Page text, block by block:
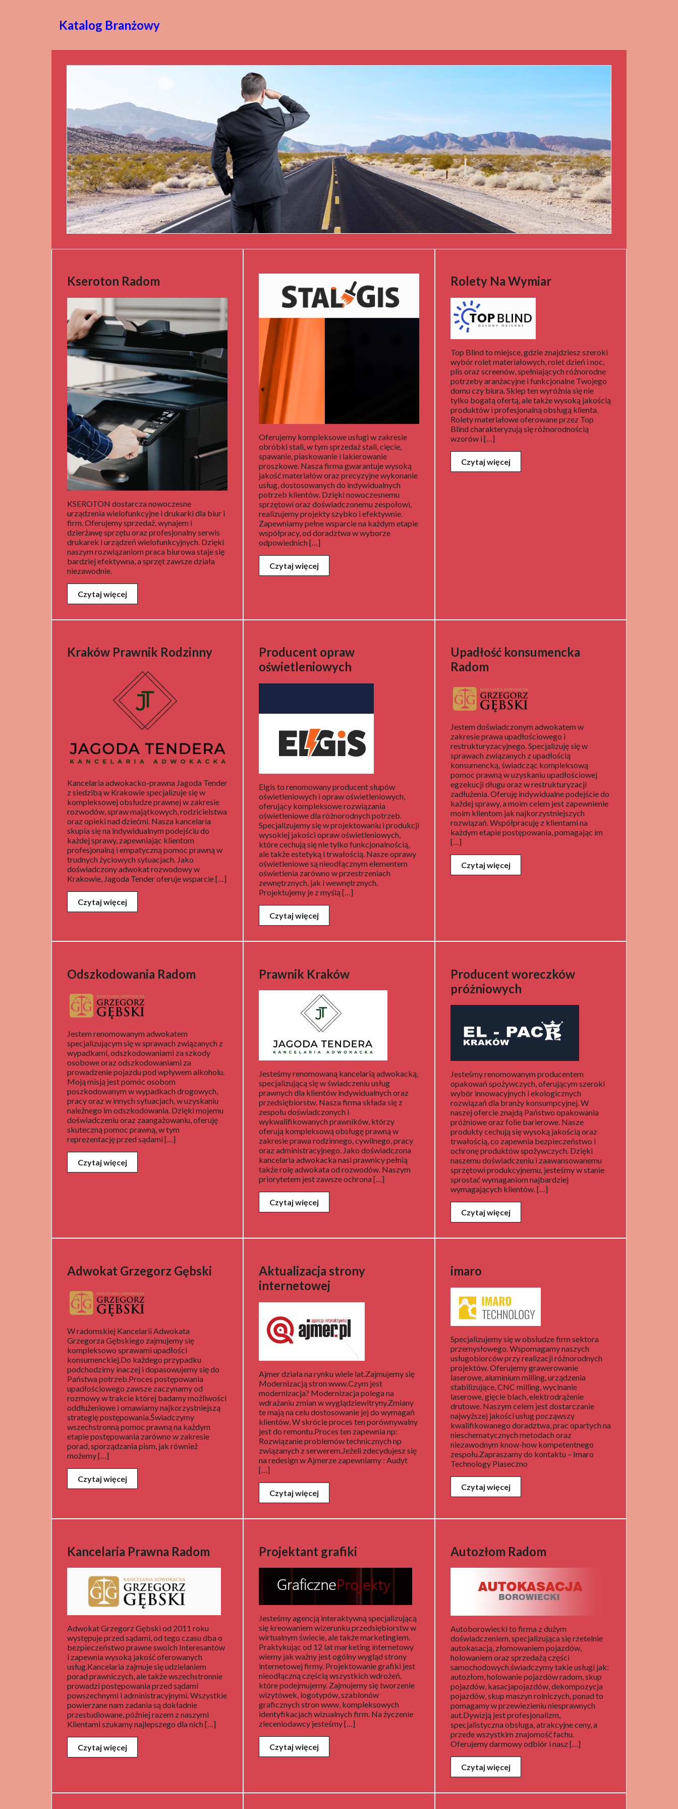
Katalog Branżowy
Kseroton Radom
KSEROTON dostarcza nowoczesne
urządzenia wielofunkcyjne i drukarki dla biur i
firm. Oferujemy sprzedaż, wynajem i
dzierżawę sprzętu oraz profesjonalny serwis
drukarek i urządzeń wielofunkcyjnych. Dzięki
naszym rozwiązaniom praca biurowa staje się
bardziej efektywna, a sprzęt zawsze działa
niezawodnie.
Czytaj więcej
Oferujemy kompleksowe usługi w zakresie
obróbki stali, w tym sprzedaż stali, cięcie,
spawanie, piaskowanie i lakierowanie
proszkowe. Nasza firma gwarantuje wysoką
jakość materiałów oraz precyzyjne wykonanie
usług, dostosowanych do indywidualnych
potrzeb klientów. Dzięki nowoczesnemu
sprzętowi oraz doświadczonemu zespołowi,
realizujemy projekty szybko i efektywnie.
Zapewniamy pełne wsparcie na każdym etapie
współpracy, od doradztwa w wyborze
odpowiednich […]
Czytaj więcej
Rolety Na Wymiar
Top Blind to miejsce, gdzie znajdziesz szeroki
wybór rolet materiałowych, rolet dzień i noc,
plis oraz screenów, spełniających różnorodne
potrzeby aranżacyjne i funkcjonalne Twojego
domu czy biura. Sklep ten wyróżnia się nie
tylko bogatą ofertą, ale także wysoką jakością
produktów i profesjonalną obsługą klienta.
Rolety materiałowe oferowane przez Top
Blind charakteryzują się różnorodnością
wzorów i […]
Czytaj więcej
Kraków Prawnik Rodzinny
Kancelaria adwokacko-prawna Jagoda Tender
z siedzibą w Krakowie specjalizuje się w
kompleksowej obsłudze prawnej w zakresie
rozwodów, spraw majątkowych, rodzicielstwa
oraz opieki nad dziećmi. Nasza kancelaria
skupia się na indywidualnym podejściu do
każdej sprawy, zapewniając klientom
profesjonalną i empatyczną pomoc prawną w
trudnych życiowych sytuacjach. Jako
doświadczony adwokat rozwodowy w
Krakowie, Jagoda Tender oferuje wsparcie […]
Czytaj więcej
Producent opraw
oświetleniowych
Elgis to renomowany producent słupów
oświetleniowych i opraw oświetleniowych,
oferujący kompleksowe rozwiązania
oświetleniowe dla różnorodnych potrzeb.
Specjalizujemy się w projektowaniu i produkcji
wysokiej jakości opraw oświetleniowych,
które cechują się nie tylko funkcjonalnością,
ale także estetyką i trwałością. Nasze oprawy
oświetleniowe są nieodłącznym elementem
oświetlenia zarówno w przestrzeniach
zewnętrznych, jak i wewnętrznych.
Projektujemy je z myślą […]
Czytaj więcej
Upadłość konsumencka
Radom
Jestem doświadczonym adwokatem w
zakresie prawa upadłościowego i
restrukturyzacyjnego. Specjalizuję się w
sprawach związanych z upadłością
konsumencką, świadcząc kompleksową
pomoc prawną w uzyskaniu upadłościowej
egzekucji długu oraz w restrukturyzacji
zadłużenia. Oferuję indywidualne podejście do
każdej sprawy, a moim celem jest zapewnienie
moim klientom jak najkorzystniejszych
rozwiązań. Współpracuję z klientami na
każdym etapie postępowania, pomagając im
[…]
Czytaj więcej
Odszkodowania Radom
Jestem renomowanym adwokatem
specjalizującym się w sprawach związanych z
wypadkami, odszkodowaniami za szkody
osobowe oraz odszkodowaniami za
prowadzenie pojazdu pod wpływem alkoholu.
Moją misją jest pomóc osobom
poszkodowanym w wypadkach drogowych,
pracy oraz w innych sytuacjach, w uzyskaniu
należnego im odszkodowania. Dzięki mojemu
doświadczeniu oraz zaangażowaniu, oferuję
skuteczną pomoc prawną, w tym
reprezentację przed sądami […]
Czytaj więcej
Prawnik Kraków
Jesteśmy renomowaną kancelarią adwokacką,
specjalizującą się w świadczeniu usług
prawnych dla klientów indywidualnych oraz
przedsiębiorstw. Nasza firma składa się z
zespołu doświadczonych i
wykwalifikowanych prawników, którzy
oferują kompleksową obsługę prawną w
zakresie prawa rodzinnego, cywilnego, pracy
oraz administracyjnego. Jako doświadczona
kancelaria adwokacka nasi prawnicy pełnią
także rolę adwokata od rozwodów. Naszym
priorytetem jest zawsze ochrona […]
Czytaj więcej
Producent woreczków
próżniowych
Jesteśmy renomowanym producentem
opakowań spożywczych, oferującym szeroki
wybór innowacyjnych i ekologicznych
rozwiązań dla branży konsumpcyjnej. W
naszej ofercie znajdą Państwo opakowania
próżniowe oraz folie barierowe. Nasze
produkty cechują się wysoką jakością oraz
trwałością, co zapewnia bezpieczeństwo i
ochronę produktów spożywczych. Dzięki
naszemu doświadczeniu i zaawansowanemu
sprzętowi produkcyjnemu, jesteśmy w stanie
sprostać wymaganiom najbardziej
wymagających klientów. […]
Czytaj więcej
Adwokat Grzegorz Gębski
W radomskiej Kancelarii Adwokata
Grzegorza Gębskiego zajmujemy się
kompleksowo sprawami upadłości
konsumenckiej.Do każdego przypadku
podchodzimy inaczej i dopasowujemy się do
Państwa potrzeb.Proces postępowania
upadłościowego zawsze zaczynamy od
rozmowy w trakcie której badamy możliwości
oddłużeniowe i omawiamy najkorzystniejszą
strategię postępowania.Świadczymy
wszechstronną pomoc prawną na każdym
etapie postępowania zarówno w zakresie
porad, sporządzania pism, jak również
możemy […]
Czytaj więcej
Aktualizacja strony
internetowej
Ajmer działa na rynku wiele lat.Zajmujemy się
Modernizacją stron www.Czym jest
modernizacja? Modernizacja polega na
wdrażaniu zmian w wyglądziewitryny.Zmiany
te mają na celu dostosowanie jej do wymagań
klientów. W skrócie proces ten porównywalny
jest do remontu.Proces ten zapewnia np:
Rozwiązanie problemów technicznych np
związanych z serwerem.Jeżeli zdecydujesz się
na redesign w Ajmerze zapewniamy : Audyt
[…]
Czytaj więcej
imaro
Specjalizujemy się w obsłudze firm sektora
przemysłowego. Wspomagamy naszych
usługobiorców przy realizacji różnorodnych
projektów. Oferujemy grawerowanie
laserowe, aluminium milling, urządzenia
stabilizujące, CNC milling, wycinanie
laserowe, gięcie blach, elektrodrążenie
drutowe. Naszym celem jest dostarczanie
najwyższej jakości usług począwszy
kwalifikowanego doradztwa, prac opartych na
nieschematycznych metodach oraz
niezawodnym know-how kompetentnego
zespołu.Zapraszamy do kontaktu – Imaro
Technology Piaseczno
Czytaj więcej
Kancelaria Prawna Radom
Adwokat Grzegorz Gębski od 2011 roku
występuje przed sądami, od tego czasu dba o
bezpieczeństwo prawne swoich Interesantów
i zapewnia wysoką jakość oferowanych
usług.Kancelaria zajmuje się udzielaniem
porad prawniczych, ale także wszechstronnie
prowadzi postępowania przed sądami
powszechnymi i administracyjnymi. Wszystkie
powierzane nam zadania są dokładnie
przestudiowane, później razem z naszymi
Klientami szukamy najlepszego dla nich […]
Czytaj więcej
Projektant grafiki
Jesteśmy agencją interaktywną specjalizującą
się kreowaniem wizerunku przedsiębiorstw w
wirtualnym świecie, ale także marketingiem.
Praktykując od 12 lat marketing internetowy
wiemy jak ważny jest ogólny wygląd strony
internetowej firmy. Projektowanie grafiki jest
nieodłączną częścią wszystkich wdrożeń,
które podejmujemy. Zajmujemy się tworzenie
wizytówek, logotypów, szablonów
graficznych stron www, kompleksowych
identyfikacjach wizualnych firm. Na życzenie
zleceniodawcy jesteśmy […]
Czytaj więcej
Autozłom Radom
Autoborowiecki to firma z dużym
doświadczeniem, specjalizująca się rzetelnie
autokasacją, złomowaniem pojazdów,
holowaniem oraz sprzedażą części
samochodowych.świadczymy takie usługi jak:
autozłom, holowanie pojazdów radom, skup
pojazdów, kasacjapojazdów, dekompozycja
pojazdów, skup maszyn rolniczych, ponad to
pomagamy w przewiezieniu niesprawnych
aut.Dywizją jest profesjonalizm,
specjalistyczna obsługa, atrakcyjne ceny, a
przede wszystkim znajomość fachu.
Oferujemy darmowy odbiór i nasz […]
Czytaj więcej